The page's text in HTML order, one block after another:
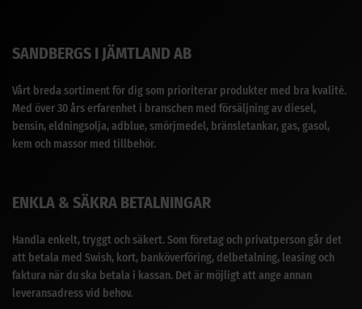
SANDBERGS I JÄMTLAND AB
Vårt breda sortiment för dig som prioriterar produkter med bra kvalité.
Med över 30 års erfarenhet i branschen med försäljning av diesel,
bensin, eldningsolja, adblue, smörjmedel, bränsletankar, gas, gasol,
kem och massor med tillbehör.
ENKLA & SÄKRA BETALNINGAR
Handla enkelt, tryggt och säkert. Som företag och privatperson går det
att betala med Swish, kort, banköverföring, delbetalning, leasing och
faktura när du ska betala i kassan. Det är möjligt att ange annan
leveransadress vid behov.